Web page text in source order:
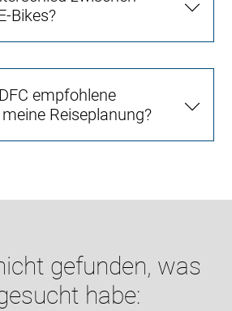
Bikes?
empfohlene
Reiseplanung?
gefunden, was
habe: